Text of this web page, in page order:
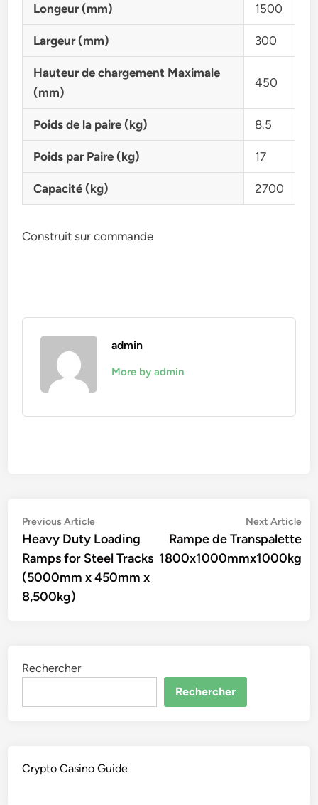
Longeur (mm) 1500
Largeur (mm) 300
Hauteur de chargement Maximale
(mm)
450
Poids de la paire (kg) 8.5
Poids par Paire (kg) 17
Capacité (kg) 2700
Construit sur commande
admin
More by admin
Navigation
de
l’article
Previous ArticlePrevious
article:
Heavy Duty Loading
Ramps for Steel Tracks
(5000mm x 450mm x
8,500kg)
Next Article
Rampe de Transpalette
1800x1000mmx1000kg
Rechercher
Rechercher
Crypto Casino Guide